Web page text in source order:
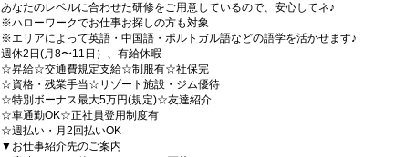
あなたのレベルに合わせた研修をご用意しているので、安心してネ♪
※ハローワークでお仕事お探しの方も対象
※エリアによって英語・中国語・ポルトガル語などの語学を活かせます♪
週休2日(月8〜11日）、有給休暇
☆昇給☆交通費規定支給☆制服有☆社保完
☆資格・残業手当☆リゾート施設・ジム優待
☆特別ボーナス最大5万円(規定)☆友達紹介
☆車通勤OK☆正社員登用制度有
☆週払い・月2回払いOK
▼お仕事紹介先のご案内